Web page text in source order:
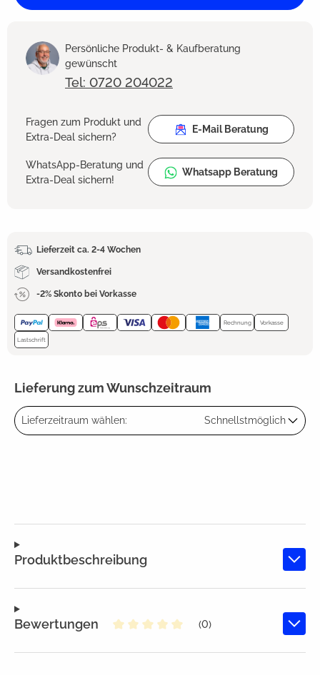
Persönliche Produkt- & Kaufberatung
gewünscht
Tel: 0720 204022
Fragen zum Produkt und
Extra-Deal sichern?
E-Mail Beratung
WhatsApp-Beratung und
Extra-Deal sichern!
Whatsapp Beratung
Lieferzeit ca. 2-4 Wochen
Versandkostenfrei
-2% Skonto bei Vorkasse
Rechnung Vorkasse
Lastschrift
Lieferung zum Wunschzeitraum
Lieferzeitraum wählen: Schnellstmöglich
Produktbeschreibung
Bewertungen
(0)